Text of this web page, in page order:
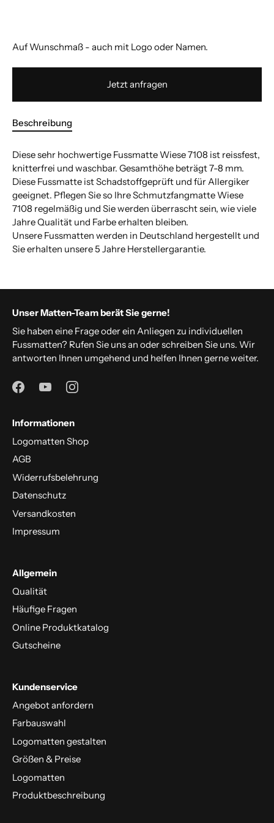
Auf Wunschmaß - auch mit Logo oder Namen.
Jetzt anfragen
Beschreibung
Diese sehr hochwertige Fussmatte Wiese 7108 ist reissfest,
knitterfrei und waschbar. Gesamthöhe beträgt 7-8 mm.
Diese Fussmatte ist Schadstoffgeprüft und für Allergiker
geeignet. Pflegen Sie so Ihre Schmutzfangmatte Wiese
7108 regelmäßig und Sie werden überrascht sein, wie viele
Jahre Qualität und Farbe erhalten bleiben.
Unsere Fussmatten werden in Deutschland hergestellt und
Sie erhalten unsere 5 Jahre Herstellergarantie.
Unser Matten-Team berät Sie gerne!
Sie haben eine Frage oder ein Anliegen zu individuellen
Fussmatten? Rufen Sie uns an oder schreiben Sie uns. Wir
antworten Ihnen umgehend und helfen Ihnen gerne weiter.
Informationen
Logomatten Shop
AGB
Widerrufsbelehrung
Datenschutz
Versandkosten
Impressum
Allgemein
Qualität
Häufige Fragen
Online Produktkatalog
Gutscheine
Kundenservice
Angebot anfordern
Farbauswahl
Logomatten gestalten
Größen & Preise
Logomatten
Produktbeschreibung